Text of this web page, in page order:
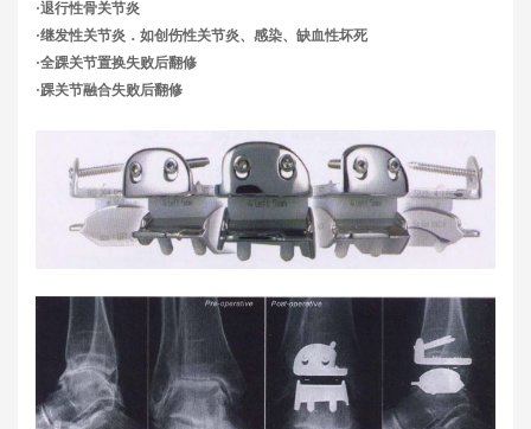
·退行性骨关节炎
·继发性关节炎．如创伤性关节炎、感染、缺血性坏死
·全踝关节置换失败后翻修
·踝关节融合失败后翻修